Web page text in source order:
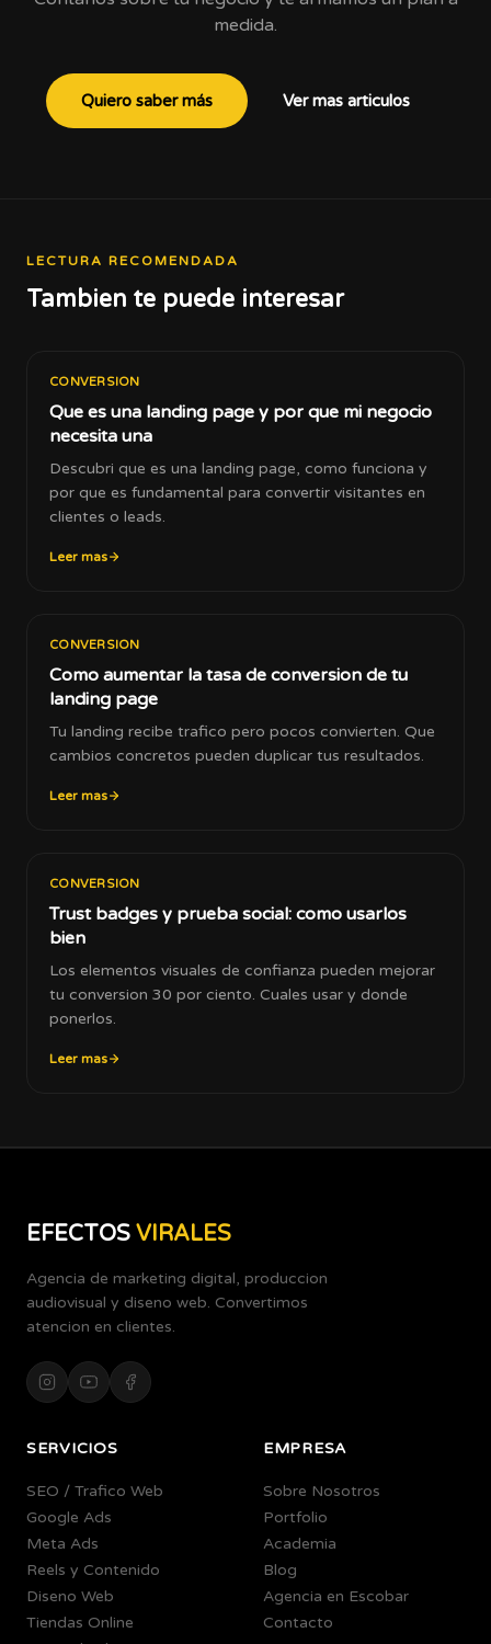
medida.
Quiero saber más Ver mas articulos
LECTURA RECOMENDADA
Tambien te puede interesar
CONVERSION
Que es una landing page y por que mi negocio
necesita una
Descubri que es una landing page, como funciona y
por que es fundamental para convertir visitantes en
clientes o leads.
Leer mas
CONVERSION
Como aumentar la tasa de conversion de tu
landing page
Tu landing recibe trafico pero pocos convierten. Que
cambios concretos pueden duplicar tus resultados.
Leer mas
CONVERSION
Trust badges y prueba social: como usarlos
bien
Los elementos visuales de confianza pueden mejorar
tu conversion 30 por ciento. Cuales usar y donde
ponerlos.
Leer mas
EFECTOS VIRALES
Agencia de marketing digital, produccion
audiovisual y diseno web. Convertimos
atencion en clientes.
SERVICIOS
SEO / Trafico Web
Google Ads
Meta Ads
Reels y Contenido
Diseno Web
Tiendas Online
EMPRESA
Sobre Nosotros
Portfolio
Academia
Blog
Agencia en Escobar
Contacto